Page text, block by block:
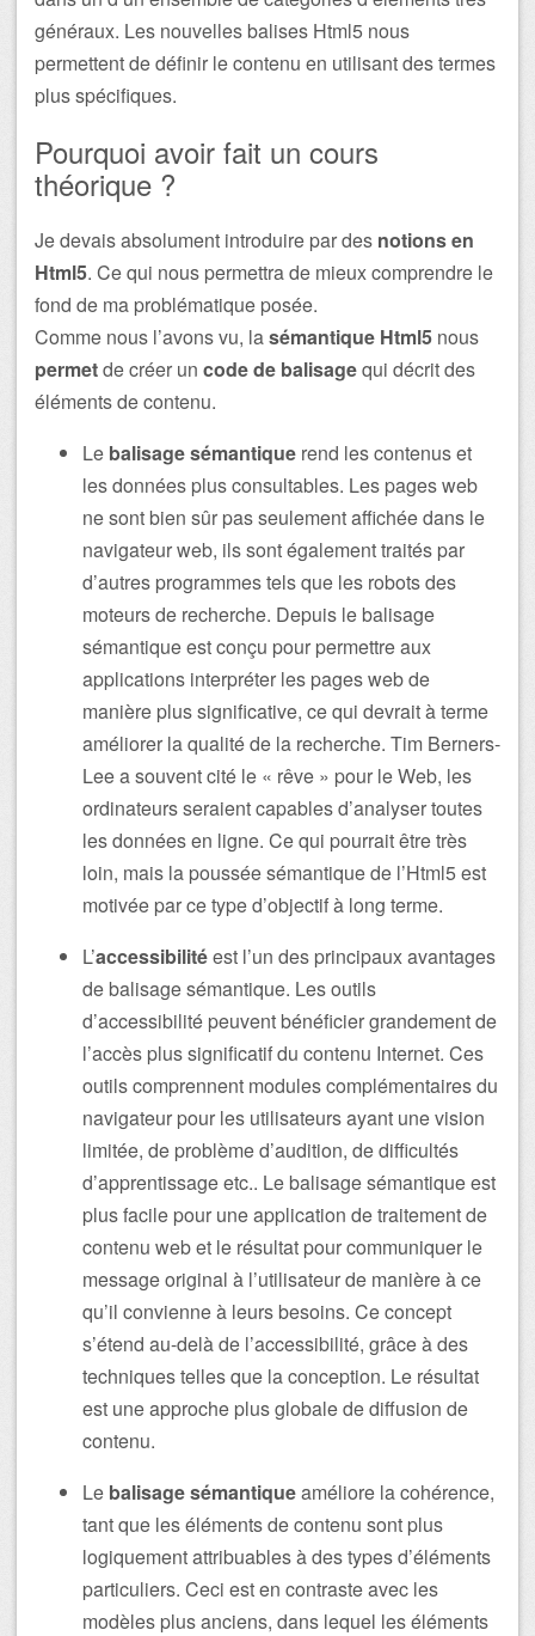
généraux. Les nouvelles balises Html5 nous
permettent de définir le contenu en utilisant des termes
plus spécifiques.
Pourquoi avoir fait un cours
théorique ?
Je devais absolument introduire par des notions en
Html5. Ce qui nous permettra de mieux comprendre le
fond de ma problématique posée.
Comme nous l’avons vu, lasémantique Html5 nous
permetde créer un code de balisagequi décrit des
éléments de contenu.
Le balisage sémantique rend les contenus et
les données plus consultables. Les pages web
ne sont bien sûr pas seulement affichée dans le
navigateur web, ils sont également traités par
d’autres programmes tels que les robots des
moteurs de recherche. Depuis le balisage
sémantique est conçu pour permettre aux
applications interpréter les pages web de
manière plus significative, ce qui devrait à terme
améliorer la qualité de la recherche. Tim Berners-
Lee a souvent cité le « rêve » pour le Web, les
ordinateurs seraient capables d’analyser toutes
les données en ligne. Ce qui pourrait être très
loin, mais la poussée sémantique de l’Html5 est
motivée par ce type d’objectif à long terme.
L’accessibilitéest l’un des principaux avantages
de balisage sémantique. Les outils
d’accessibilité peuvent bénéficier grandement de
l’accès plus significatif du contenu Internet. Ces
outils comprennent modules complémentaires du
navigateur pour les utilisateurs ayant une vision
limitée, de problème d’audition, de difficultés
d’apprentissage etc.. Le balisage sémantique est
plus facile pour une application de traitement de
contenu web et le résultat pour communiquer le
message original à l’utilisateur de manière à ce
qu’il convienne à leurs besoins. Ce concept
s’étend au-delà de l’accessibilité, grâce à des
techniques telles que la conception. Le résultat
est une approche plus globale de diffusion de
contenu.
Le balisage sémantiqueaméliore la cohérence,
tant que les éléments de contenu sont plus
logiquement attribuables à des types d’éléments
particuliers. Ceci est en contraste avec les
modèles plus anciens, dans lequel les éléments